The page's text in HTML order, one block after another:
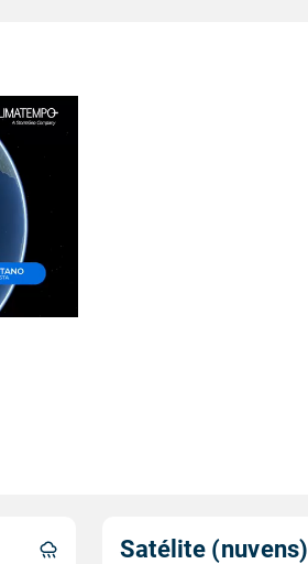
Satélite (nuvens)